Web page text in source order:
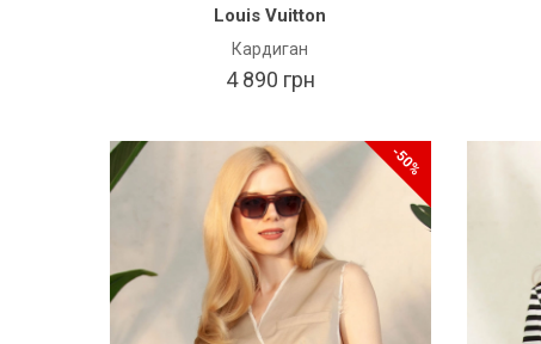
Louis Vuitton
Кардиган
4 890 грн
-50%